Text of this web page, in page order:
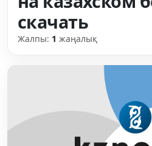
скачать
Жалпы: 1 жаңалық